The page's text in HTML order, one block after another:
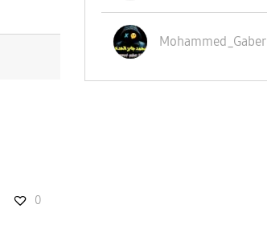
0
Mohammed_Gaber